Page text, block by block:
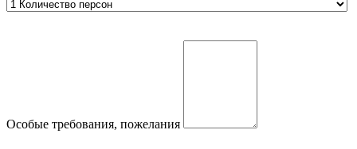
Особые требования, пожелания